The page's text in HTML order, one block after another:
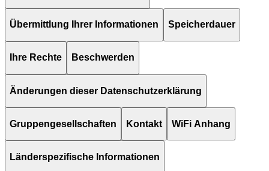
Übermittlung Ihrer Informationen Speicherdauer
Ihre Rechte Beschwerden
Änderungen dieser Datenschutzerklärung
Gruppengesellschaften Kontakt WiFi Anhang
Länderspezifische Informationen